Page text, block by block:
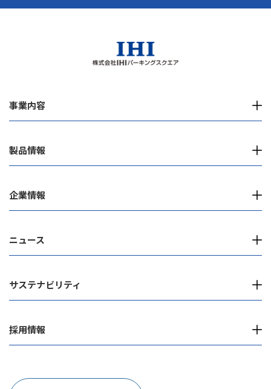
事業内容
製品情報
企業情報
ニュース
サステナビリティ
採用情報